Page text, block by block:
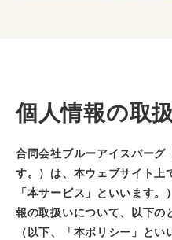
個人情報の取
合同会社ブルーアイスバーグ
す。）は、本ウェブサイト上
「本サービス」といいます
報の取扱いについて、以下の
（以下、「本ポリシー」とい